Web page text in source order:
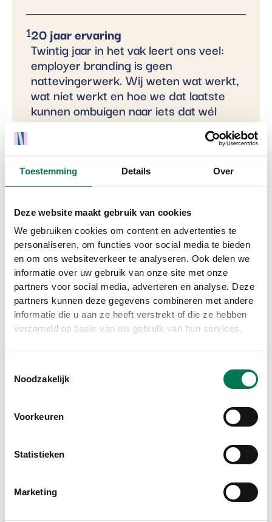
Toestemming Details Over
Deze website maakt gebruik van cookies
We gebruiken cookies om content en advertenties te
personaliseren, om functies voor social media te bieden
en om ons websiteverkeer te analyseren. Ook delen we
informatie over uw gebruik van onze site met onze
partners voor social media, adverteren en analyse. Deze
partners kunnen deze gegevens combineren met andere
informatie die u aan ze heeft verstrekt of die ze hebben
verzameld op basis van uw gebruik van hun services.
Noodzakelijk
Voorkeuren
Statistieken
Marketing
120 jaar ervaring
Twintig jaar in het vak leert ons veel:
employer branding is geen
nattevingerwerk. Wij weten wat werkt,
wat niet werkt en hoe we dat laatste
kunnen ombuigen naar iets dat wél
werkt.
2Creatieve campagnes die werken
Wij zorgen ervoor dat je opvalt. Niet
met loze slogans of stockfoto’s van
blije mensen in vergaderingen die nooit
hebben bestaan. Maar met visuals die
blijven hangen en een verhaal dat klopt.
3Strategische onderbouw die leidt tot
impact
Een sterke employer brand bouw je
niet op buikgevoel. Wij combineren
strategie en data met creatieve guts
om een merk te bouwen dat blijft
Wat we doen